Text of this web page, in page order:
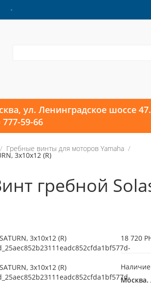
ул. Ленинградское шоссе 47.
777-59-66
Гребные винты для моторов Yamaha
3x10x12 (R)
гребной
18 720 Р
Москва.